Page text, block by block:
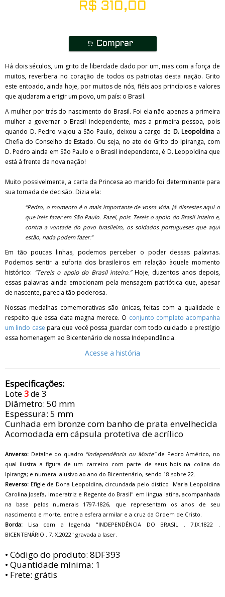
R$ 310,00
. Comprar
Há dois séculos, um grito de liberdade dado por um, mas com a força de
muitos, reverbera no coração de todos os patriotas desta nação. Grito
este entoado, ainda hoje, por muitos de nós, fiéis aos princípios e valores
que ajudaram a erigir um povo, um país: o Brasil.
A mulher por trás do nascimento do Brasil. Foi ela não apenas a primeira
mulher a governar o Brasil independente, mas a primeira pessoa, pois
quando D. Pedro viajou a São Paulo, deixou a cargo de D. Leopoldina a
Chefia do Conselho de Estado. Ou seja, no ato do Grito do Ipiranga, com
D. Pedro ainda em São Paulo e o Brasil independente, é D. Leopoldina que
está à frente da nova nação!
Muito possivelmente, a carta da Princesa ao marido foi determinante para
sua tomada de decisão. Dizia ela:
“Pedro, o momento é o mais importante de vossa vida. Já dissestes aqui o
que ireis fazer em São Paulo. Fazei, pois. Tereis o apoio do Brasil inteiro e,
contra a vontade do povo brasileiro, os soldados portugueses que aqui
estão, nada podem fazer.”
Em tão poucas linhas, podemos perceber o poder dessas palavras.
Podemos sentir a euforia dos brasileiros em relação àquele momento
histórico: “Tereis o apoio do Brasil inteiro.”Hoje, duzentos anos depois,
essas palavras ainda emocionam pela mensagem patriótica que, apesar
de nascente, parecia tão poderosa.
Nossas medalhas comemorativas são únicas, feitas com a qualidade e
respeito que essa data magna merece. O conjunto completo acompanha
um lindo case para que você possa guardar com todo cuidado e prestígio
essa homenagem ao Bicentenário de nossa Independência.
Acesse a história
Especificações:
Lote 3de 3
Diâmetro: 50 mm
Espessura: 5 mm
Cunhada em bronze com banho de prata envelhecida
Acomodada em cápsula protetiva de acrílico
Anverso: Detalhe do quadro "Independência ou Morte" de Pedro Américo, no
qual ilustra a figura de um carreiro com parte de seus bois na colina do
Ipiranga; e numeral alusivo ao ano do Bicentenário, sendo 18 sobre 22.
Reverso: Efígie de Dona Leopoldina, circundada pelo dístico "Maria Leopoldina
Carolina Josefa, Imperatriz e Regente do Brasil" em língua latina, acompanhada
na base pelos numerais 1797-1826, que representam os anos de seu
nascimento e morte, entre a esfera armilar e a cruz da Ordem de Cristo.
Borda: Lisa com a legenda "INDEPENDÊNCIA DO BRASIL . 7.IX.1822 .
BICENTENÁRIO . 7.IX.2022" gravada a laser.
• Código do produto: 8DF393
• Quantidade mínima: 1
• Frete: grátis